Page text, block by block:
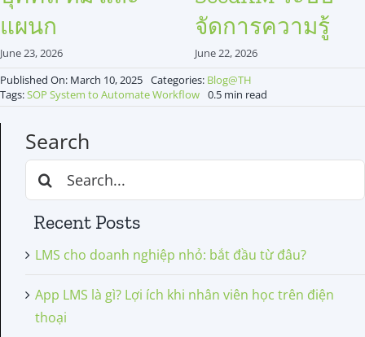
แผนก
June 23, 2026
จัดการความรู้
June 22, 2026
Published On: March 10, 2025 Categories: Blog@TH
Tags:SOP System to Automate Workflow 0.5 min read
Search
Search
for:
Recent Posts
LMS cho doanh nghiệp nhỏ: bắt đầu từ đâu?
App LMS là gì? Lợi ích khi nhân viên học trên điện
thoại